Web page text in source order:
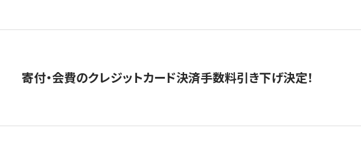
寄付・会費のクレジットカード決済手数料引き下げ決定！